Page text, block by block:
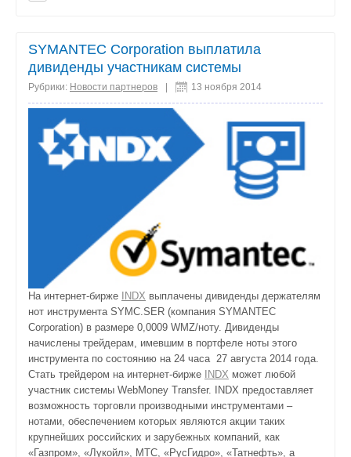
SYMANTEC Corporation выплатила
дивиденды участникам системы
Рубрики: Новости партнеров 13 ноября 2014
На интернет-бирже INDX выплачены дивиденды держателям
нот инструмента SYMC.SER (компания SYMANTEC
Corporation) в размере 0,0009 WMZ/ноту. Дивиденды
начислены трейдерам, имевшим в портфеле ноты этого
инструмента по состоянию на 24 часа 27 августа 2014 года.
Стать трейдером на интернет-бирже
INDX может любой
участник системы WebMoney Transfer. INDX предоставляет
возможность торговли производными инструментами –
нотами, обеспечением которых являются акции таких
крупнейших российских и зарубежных компаний, как
«Газпром», «Лукойл», МТС, «РусГидро», «Татнефть», а